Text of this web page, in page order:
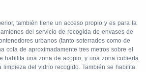
también tiene un acceso propio y es para la
del servicio de recogida de envases de
urbanos (tanto soterrados como de
cota de aproximadamente tres metros sobre el
habilita una zona de acopio, y una zona cubierta
limpieza del vidrio recogido. También se habilita